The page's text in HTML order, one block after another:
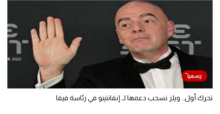
تحرك أول.. ويلز تسحب دعمها لـ إنفانتينو في رئاسة فيفا